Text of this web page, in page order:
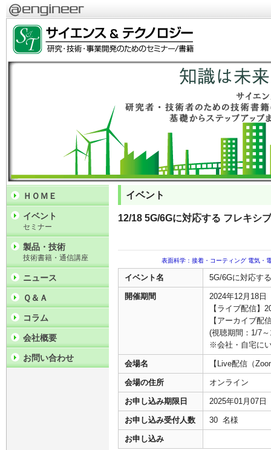
イベント
12/18 5G/6Gに対応する フレキシ
表面科学：接着・コーティング 電気・
イベント名 5G/6Gに対応す
開催期間
2024年12月18日
【ライブ配信】
【アーカイブ配
(視聴期間：1/7
※会社・自宅に
会場名 【Live配信（
会場の住所 オンライン
お申し込み期限日 2025年01月07日
お申し込み受付人数 30 名様
お申し込み
ＨＯＭＥ
イベント
セミナー
製品・技術
技術書籍・通信講座
ニュース
Ｑ＆Ａ
コラム
会社概要
お問い合わせ